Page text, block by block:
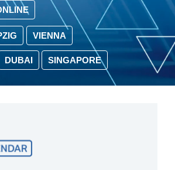
VIENNA
DUBAI SINGAPORE